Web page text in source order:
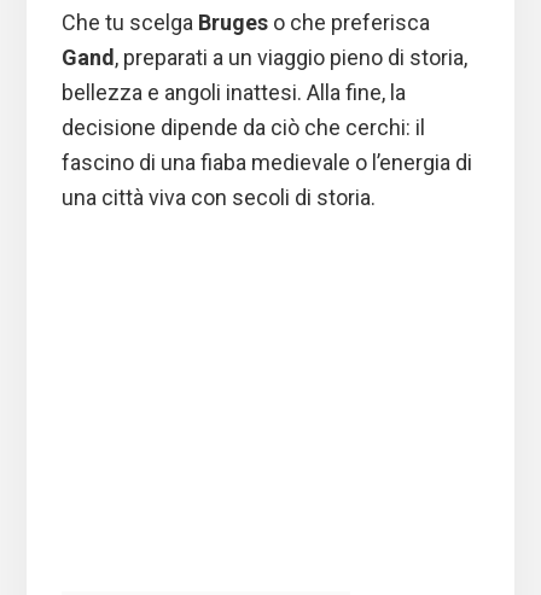
Che tu scelga Brugeso che preferisca
Gand, preparati a un viaggio pieno di storia,
bellezza e angoli inattesi. Alla fine, la
decisione dipende da ciò che cerchi: il
fascino di una fiaba medievale o l’energia di
una città viva con secoli di storia.